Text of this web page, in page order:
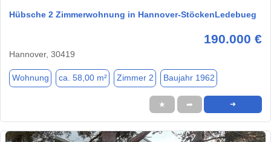
Hübsche 2 Zimmerwohnung in Hannover-StöckenLedebueg
190.000 €
Hannover, 30419
Wohnung ca. 58,00 m² Zimmer 2 Baujahr 1962
★ ➦ ➜